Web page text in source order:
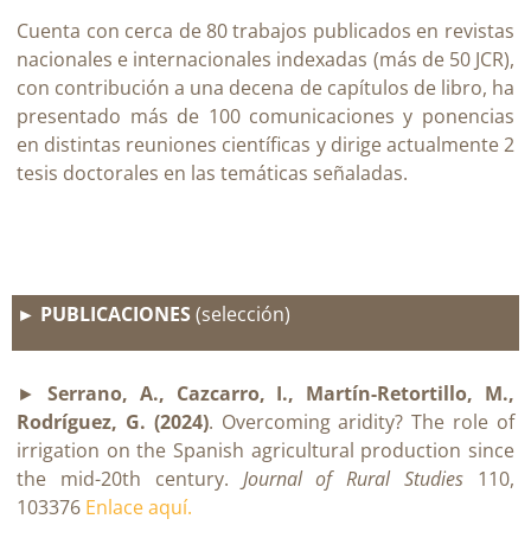
Cuenta con cerca de 80 trabajos publicados en revistas
nacionales e internacionales indexadas (más de 50 JCR),
con contribución a una decena de capítulos de libro, ha
presentado más de 100 comunicaciones y ponencias
en distintas reuniones científicas y dirige actualmente 2
tesis doctorales en las temáticas señaladas.
► PUBLICACIONES(selección)
►Serrano, A., Cazcarro, I., Martín-Retortillo, M.,
Rodríguez, G. (2024). Overcoming aridity? The role of
irrigation on the Spanish agricultural production since
the mid-20th century. Journal of Rural Studies110,
103376 Enlace aquí.